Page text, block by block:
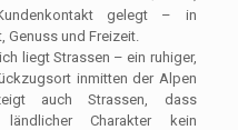
gelegt – in
Genuss und Freizeit.
liegt Strassen – ein ruhiger,
inmitten der Alpen
auch Strassen, dass
Charakter kein